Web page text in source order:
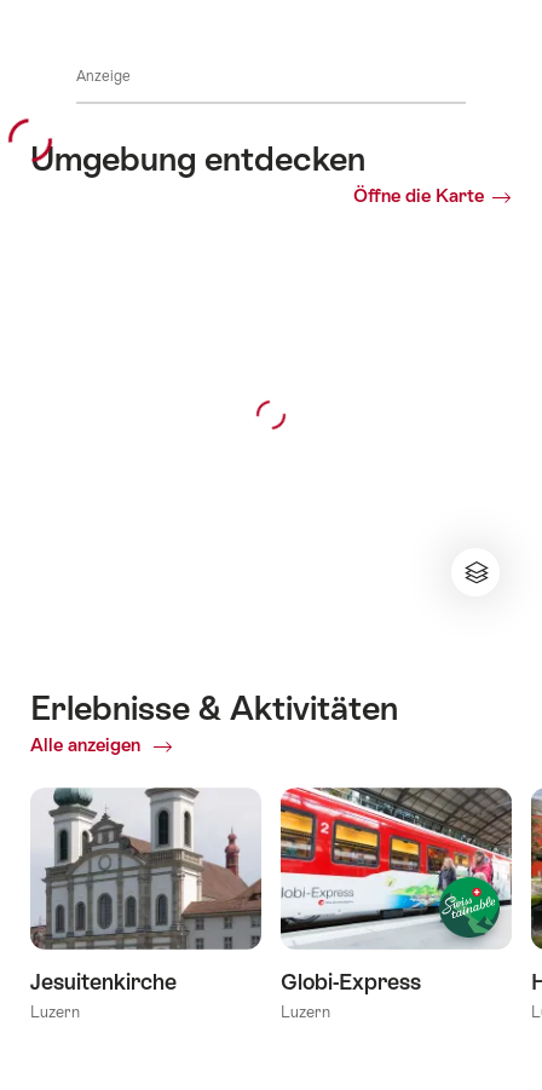
Anzeige
Umgebung entdecken
Öffne die Karte
Erlebnisse & Aktivitäten
Alle anzeigen
ofErlebnisse
Aktivitäten
Jesuitenkirche
Luzern
Globi-Express
Luzern